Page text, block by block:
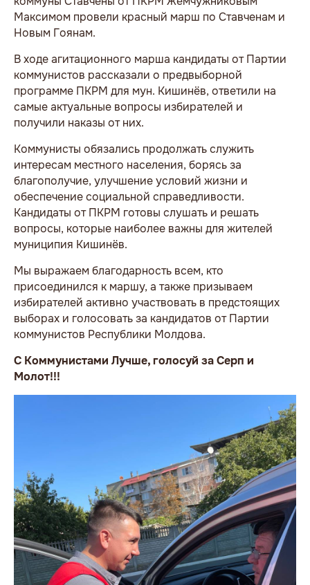
Максимом провели красный марш по Ставченам и
Новым Гоянам.
В ходе агитационного марша кандидаты от Партии
коммунистов рассказали о предвыборной
программе ПКРМ для мун. Кишинёв, ответили на
самые актуальные вопросы избирателей и
получили наказы от них.
Коммунисты обязались продолжать служить
интересам местного населения, борясь за
благополучие, улучшение условий жизни и
обеспечение социальной справедливости.
Кандидаты от ПКРМ готовы слушать и решать
вопросы, которые наиболее важны для жителей
муниципия Кишинёв.
Мы выражаем благодарность всем, кто
присоединился к маршу, а также призываем
избирателей активно участвовать в предстоящих
выборах и голосовать за кандидатов от Партии
коммунистов Республики Молдова.
С Коммунистами Лучше, голосуй за Серп и
Молот!!!